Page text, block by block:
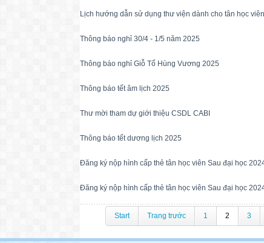
Lịch hướng dẫn sử dụng thư viện dành cho tân học
Thông báo nghỉ 30/4 - 1/5 năm 2025
Thông báo nghỉ Giỗ Tổ Hùng Vương 2025
Thông báo tết âm lịch 2025
Thư mời tham dự giới thiệu CSDL CABI
Thông báo tết dương lịch 2025
Đăng ký nộp hình cấp thẻ tân học viên Sau đại học
Đăng ký nộp hình cấp thẻ tân học viên Sau đại học
Start Trang trước 1 2 3